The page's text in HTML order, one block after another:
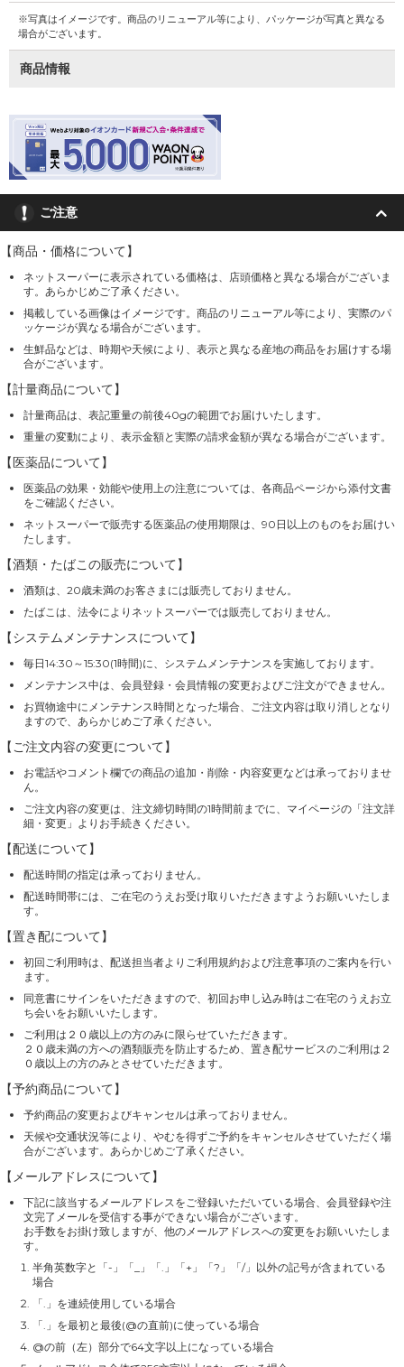
※写真はイメージです。商品のリニューアル等により、パッケージが写真と異なる
場合がございます。
商品情報
ご注意
【商品・価格について】
ネットスーパーに表示されている価格は、店頭価格と異なる場合がございま
す。あらかじめご了承ください。
掲載している画像はイメージです。商品のリニューアル等により、実際のパ
ッケージが異なる場合がございます。
生鮮品などは、時期や天候により、表示と異なる産地の商品をお届けする場
合がございます。
【計量商品について】
計量商品は、表記重量の前後40gの範囲でお届けいたします。
重量の変動により、表示金額と実際の請求金額が異なる場合がございます。
【医薬品について】
医薬品の効果・効能や使用上の注意については、各商品ページから添付文書
をご確認ください。
ネットスーパーで販売する医薬品の使用期限は、90日以上のものをお届けい
たします。
【酒類・たばこの販売について】
酒類は、20歳未満のお客さまには販売しておりません。
たばこは、法令によりネットスーパーでは販売しておりません。
【システムメンテナンスについて】
毎日14:30～15:30(1時間)に、システムメンテナンスを実施しております。
メンテナンス中は、会員登録・会員情報の変更およびご注文ができません。
お買物途中にメンテナンス時間となった場合、ご注文内容は取り消しとなり
ますので、あらかじめご了承ください。
【ご注文内容の変更について】
お電話やコメント欄での商品の追加・削除・内容変更などは承っておりませ
ん。
ご注文内容の変更は、注文締切時間の1時間前までに、マイページの「注文詳
細・変更」よりお手続きください。
【配送について】
配送時間の指定は承っておりません。
配送時間帯には、ご在宅のうえお受け取りいただきますようお願いいたしま
す。
【置き配について】
初回ご利用時は、配送担当者よりご利用規約および注意事項のご案内を行い
ます。
同意書にサインをいただきますので、初回お申し込み時はご在宅のうえお立
ち会いをお願いいたします。
ご利用は２０歳以上の方のみに限らせていただきます。
２０歳未満の方への酒類販売を防止するため、置き配サービスのご利用は２
０歳以上の方のみとさせていただきます。
【予約商品について】
予約商品の変更およびキャンセルは承っておりません。
天候や交通状況等により、やむを得ずご予約をキャンセルさせていただく場
合がございます。あらかじめご了承ください。
【メールアドレスについて】
下記に該当するメールアドレスをご登録いただいている場合、会員登録や注
文完了メールを受信する事ができない場合がございます。
お手数をお掛け致しますが、他のメールアドレスへの変更をお願いいたしま
す。
半角英数字と「-」「_」「.」「+」「?」「/」以外の記号が含まれている
場合
「.」を連続使用している場合
「.」を最初と最後(@の直前)に使っている場合
@の前（左）部分で64文字以上になっている場合